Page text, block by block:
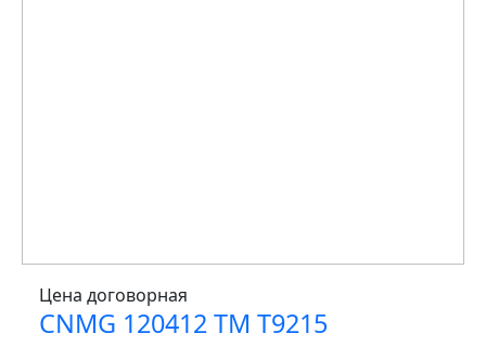
Цена договорная
CNMG 120412 TM T9215